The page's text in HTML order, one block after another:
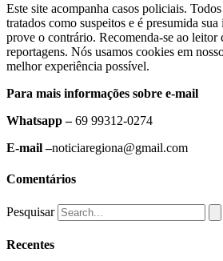
Este site acompanha casos policiais.
tratados como suspeitos e é presumida sua
prove o contrário. Recomenda-se ao leitor
reportagens. Nós usamos cookies em
melhor experiência possível.
Para mais informações sobre e-mail
Whatsapp –69 99312-0274
E-mail –noticiaregiona@gmail.com
Comentários
Pesquisar
Recentes